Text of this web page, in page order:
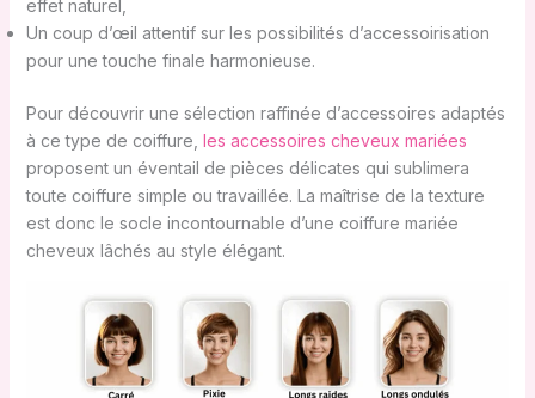
effet naturel,
Un coup d’œil attentif sur les possibilités d’accessoirisation
pour une touche finale harmonieuse.
Pour découvrir une sélection raffinée d’accessoires adaptés
à ce type de coiffure, les accessoires cheveux mariées
proposent un éventail de pièces délicates qui sublimera
toute coiffure simple ou travaillée. La maîtrise de la texture
est donc le socle incontournable d’une coiffure mariée
cheveux lâchés au style élégant.